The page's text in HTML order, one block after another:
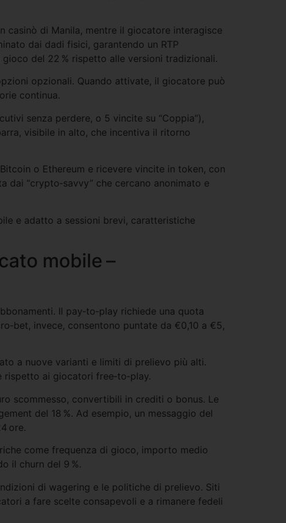
casinò di Manila, mentre il giocatore interagisce
dai dadi fisici, garantendo un RTP
del 22 % rispetto alle versioni tradizionali.
opzionali. Quando attivate, il giocatore può
continua.
senza perdere, o 5 vincite su “Coppia”),
visibile in alto, che incentiva il ritorno
o Ethereum e ricevere vincite in token, con
“crypto‑savvy” che cercano anonimato e
e adatto a sessioni brevi, caratteristiche
mobile –
Il pay‑to‑play richiede una quota
invece, consentono puntate da €0,10 a €5,
a nuove varianti e limiti di prelievo più alti.
ai giocatori free‑to‑play.
scommesso, convertibili in crediti o bonus. Le
del 18 %. Ad esempio, un messaggio del
ore.
come frequenza di gioco, importo medio
il churn del 9 %.
di wagering e le politiche di prelievo. Siti
a fare scelte consapevoli e a rimanere fedeli